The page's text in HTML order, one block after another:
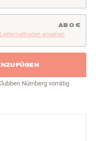
Liefermethoden ansehen
AB 0 €
Nürnberg vorrätig